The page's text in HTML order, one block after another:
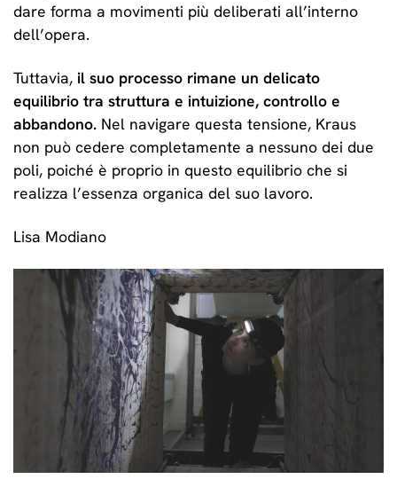
dare forma a movimenti più deliberati all’interno
dell’opera.
Tuttavia,il suo processo rimane un delicato
equilibrio tra struttura e intuizione, controllo e
abbandono.Nel navigare questa tensione, Kraus
non può cedere completamente a nessuno dei due
poli, poiché è proprio in questo equilibrio che si
realizza l’essenza organica del suo lavoro.
Lisa Modiano